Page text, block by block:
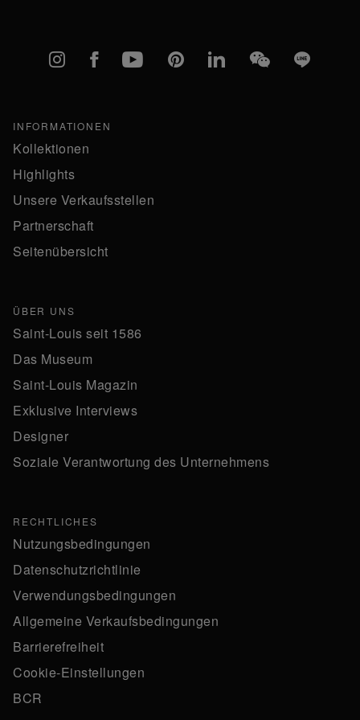
Instagram
FacebookYouTubePinterestlinkedInWeChatLine
INFORMATIONEN
Kollektionen
Highlights
Unsere Verkaufsstellen
Partnerschaft
Seitenübersicht
ÜBER UNS
Saint-Louis seit 1586
Das Museum
Saint-Louis Magazin
Exklusive Interviews
Designer
Soziale Verantwortung des Unternehmens
RECHTLICHES
Nutzungsbedingungen
Datenschutzrichtlinie
Verwendungsbedingungen
Allgemeine Verkaufsbedingungen
Barrierefreiheit
Cookie-Einstellungen
BCR